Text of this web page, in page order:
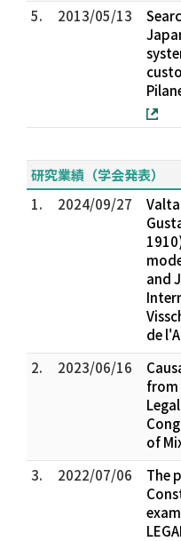
5.
2013/05/13
研究業績（学会発表）
1.
2024/09/27
and
de
2.
2023/06/16
from
of
3.
2022/07/06
The